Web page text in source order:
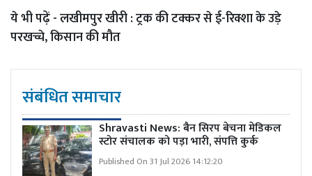
ये भी पढ़ें -लखीमपुर खीरी : ट्रक की टक्कर से ई-रिक्शा के उड़े
परखच्चे, किसान की मौत
संबंधित समाचार
Shravasti News:बैन सिरप बेचना मेडिकल
स्टोर संचालक को पड़ा भारी, संपत्ति कुर्क
Published On 31 Jul 2026 14:12:20